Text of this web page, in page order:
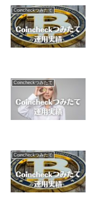
Coincheckつみたて
Coincheckつみたて
Coincheckつみたて